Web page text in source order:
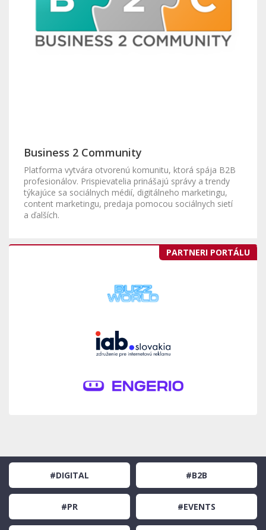
Business 2 Community
Platforma vytvára otvorenú komunitu, ktorá spája B2B
profesionálov. Prispievatelia prinášajú správy a trendy
týkajúce sa sociálnych médií, digitálneho marketingu,
content marketingu, predaja pomocou sociálnych sietí
a ďalších.
PARTNERI PORTÁLU
#DIGITAL #B2B
#PR #EVENTS